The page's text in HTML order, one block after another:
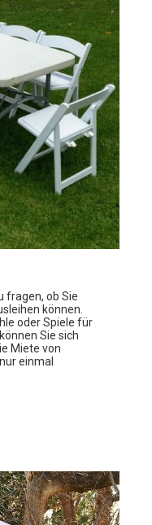
fragen, ob Sie
können.
oder Spiele für
Sie sich
Miete von
einmal